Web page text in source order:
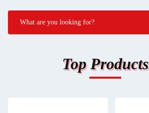
Top Products